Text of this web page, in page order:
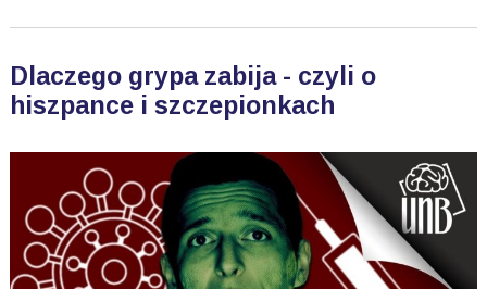
Dlaczego grypa zabija - czyli o
hiszpance i szczepionkach